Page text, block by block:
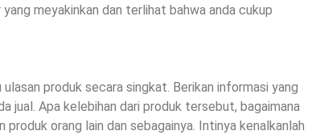
meyakinkan dan terlihat bahwa anda cukup
produk secara singkat. Berikan informasi yang
jual. Apa kelebihan dari produk tersebut, bagaimana
produk orang lain dan sebagainya. Intinya kenalkanlah